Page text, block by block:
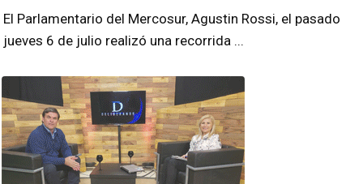
El Parlamentario del Mercosur, Agustin Rossi, el pasado
jueves 6 de julio realizó una recorrida ...